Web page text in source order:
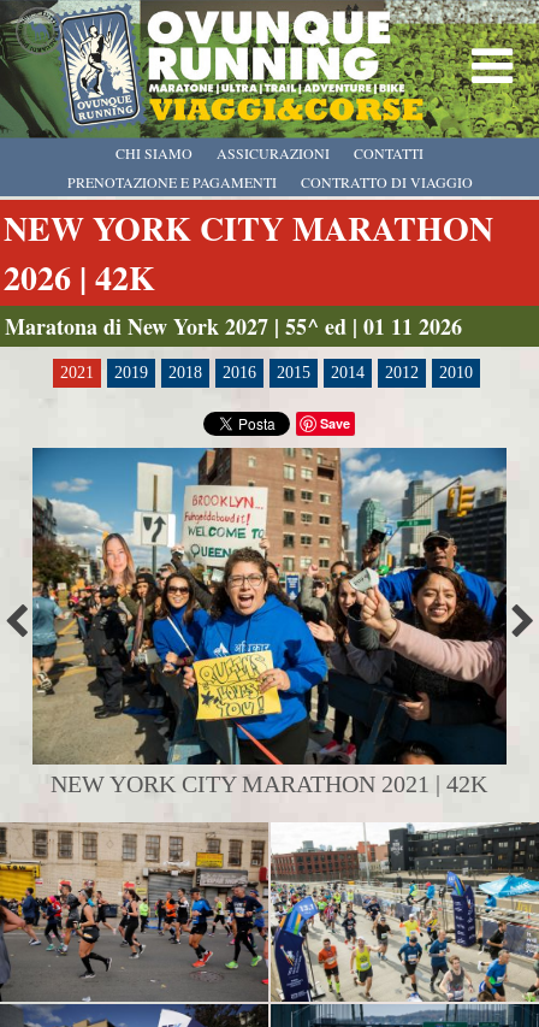
CHI SIAMO
PRENOTAZIONE E PAGAMENTI
CONTRATTO DI VIAGGIO
ASSICURAZIONI CONTATTI
NEW YORK CITY MARATHON
2026 | 42K
Maratona di New York 2027 | 55^ ed | 01 11 2026
2021 2019 2018 2016 2015 2014 2012 2010
Save
NEW YORK CITY MARATHON 2021 | 42K